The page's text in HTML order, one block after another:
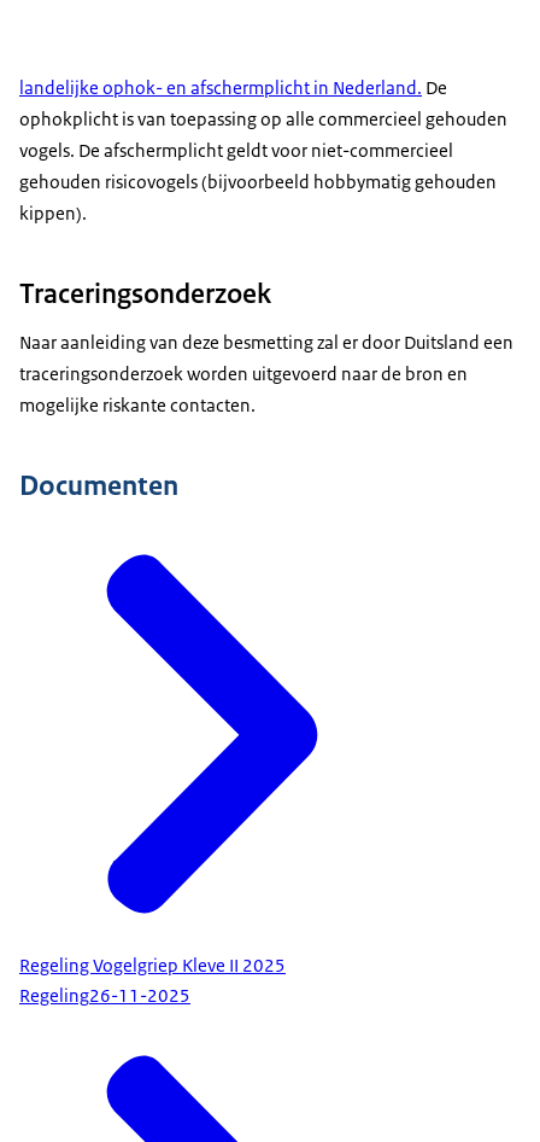
landelijke ophok- en afschermplicht in Nederland. De
ophokplicht is van toepassing op alle commercieel gehouden
vogels. De afschermplicht geldt voor niet-commercieel
gehouden risicovogels (bijvoorbeeld hobbymatig gehouden
kippen).
Traceringsonderzoek
Naar aanleiding van deze besmetting zal er door Duitsland een
traceringsonderzoek worden uitgevoerd naar de bron en
mogelijke riskante contacten.
Documenten
Regeling Vogelgriep Kleve II 2025
Regeling26-11-2025